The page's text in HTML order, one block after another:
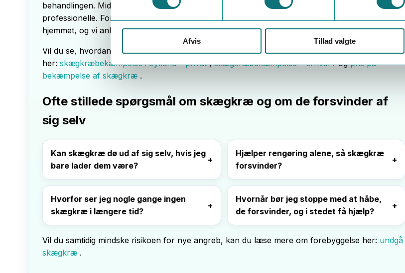
Afvis Tillad valgte
behandlingen. Midlet udlægges målrettet dér, hvor skægkræene færdes – og kun af
professionelle. Forkert brug kan gøre bekæmpelsen mindre effektiv og give unødig kemi i
hjemmet, og vi anbefaler derfor ikke, at private selv forsøger sig med disse midler.
Vil du se, hvordan et professionelt forløb typisk ser ud – og hvad det koster – kan du læse mere
her: skægkræbekæmpelse i Jylland – privat,skægkræbekæmpelse – erhvervogpris på
bekæmpelse af skægkræ .
Ofte stillede spørgsmål om skægkræ og om de forsvinder af
sig selv
Kan skægkræ dø ud af sig selv, hvis jeg
bare lader dem være?
Hjælper rengøring alene, så skægkræ
forsvinder?
Hvorfor ser jeg nogle gange ingen
skægkræ i længere tid?
Hvornår bør jeg stoppe med at håbe,
de forsvinder, og i stedet få hjælp?
Vil du samtidig mindske risikoen for nye angreb, kan du læse mere om forebyggelse her: undgå
skægkræ .